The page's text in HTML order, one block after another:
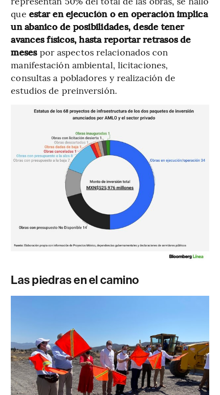
que estar en ejecución o en operación implica
un abanico de posibilidades, desde tener
avances físicos, hasta reportar retrasos de
mesespor aspectos relacionados con
manifestación ambiental, licitaciones,
consultas a pobladores y realización de
estudios de preinversión.
Las piedras en el camino